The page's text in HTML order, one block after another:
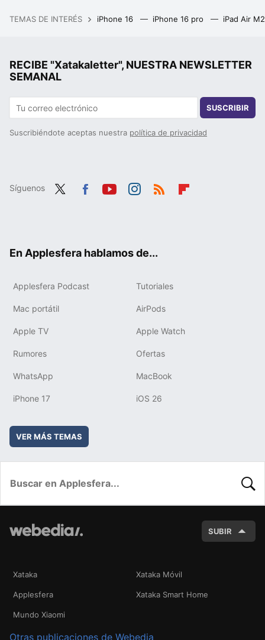
TEMAS DE INTERÉS iPhone 16 iPhone 16 pro iPad Air
RECIBE "Xatakaletter", NUESTRA NEWSLETTER
SEMANAL
SUSCRIBIR
Suscribiéndote aceptas nuestra política de privacidad
Síguenos
En Applesfera hablamos de...
Applesfera Podcast Tutoriales
Mac portátil AirPods
Apple TV Apple Watch
Rumores Ofertas
WhatsApp MacBook
iPhone 17 iOS 26
VER MÁS TEMAS
SUBIR
Xataka Xataka Móvil
Applesfera Xataka Smart Home
Mundo Xiaomi
Otras publicaciones de Webedia